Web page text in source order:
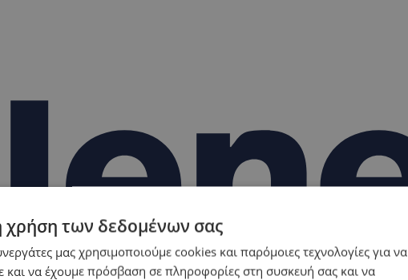
χρήση των δεδομένων σας
μας χρησιμοποιούμε cookies και παρόμοιες τεχνολογίες για να
και να έχουμε πρόσβαση σε πληροφορίες στη συσκευή σας και να